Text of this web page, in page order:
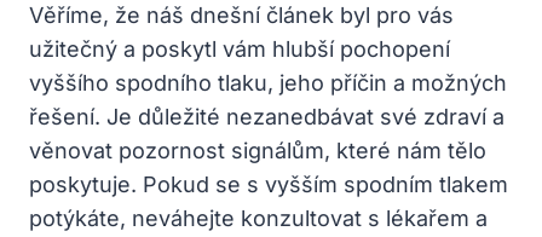
Věříme, že náš dnešní článek byl pro vás
užitečný a poskytl vám hlubší pochopení
vyššího spodního tlaku, jeho příčin a možných
řešení. Je důležité nezanedbávat své zdraví a
věnovat pozornost signálům, které nám tělo
poskytuje. Pokud se s vyšším spodním tlakem
potýkáte, neváhejte konzultovat s lékařem a